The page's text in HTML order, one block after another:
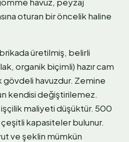
oturan bir öncelik haline
üretilmiş, belirli
organik biçimli) hazır cam
havuzdur. Zemine
kendisi değiştirilemez.
işçilik maliyeti düşüktür. 500
kapasiteler bulunur.
ve şeklin mümkün